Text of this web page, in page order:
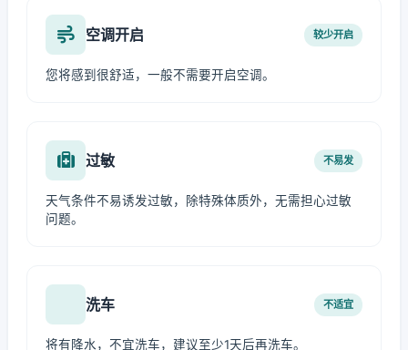
空调开启 较少开启
您将感到很舒适，一般不需要开启空调。
过敏 不易发
天气条件不易诱发过敏，除特殊体质外，无需担心过敏
问题。
洗车 不适宜
将有降水，不宜洗车，建议至少1天后再洗车。